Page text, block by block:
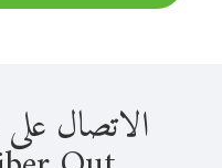
الاتصال